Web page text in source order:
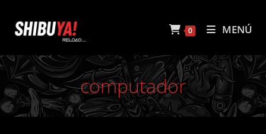
contenido
0 MENÚ
computador